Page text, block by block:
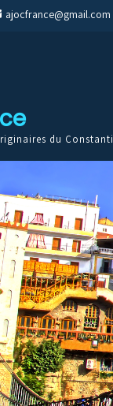
ajocfrance@gmail.com
du